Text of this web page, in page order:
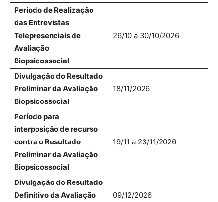
Período de Realização
das Entrevistas
Telepresenciais de
Avaliação
Biopsicossocial
26/10 a 30/10/2026
Divulgação do Resultado
Preliminar da Avaliação
Biopsicossocial
18/11/2026
Período para
interposição de recurso
contra o Resultado
Preliminar da Avaliação
Biopsicossocial
19/11 a 23/11/2026
Divulgação do Resultado
Definitivo da Avaliação
09/12/2026